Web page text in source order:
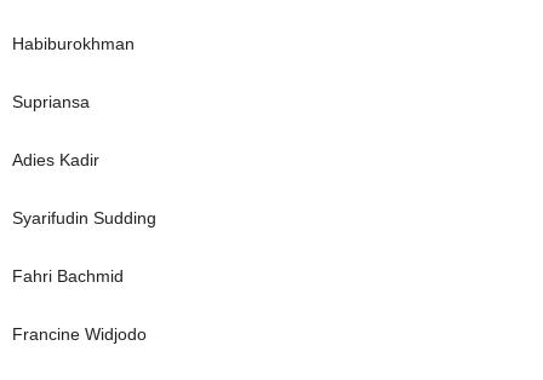
Habiburokhman
Supriansa
Adies Kadir
Syarifudin Sudding
Fahri Bachmid
Francine Widjodo